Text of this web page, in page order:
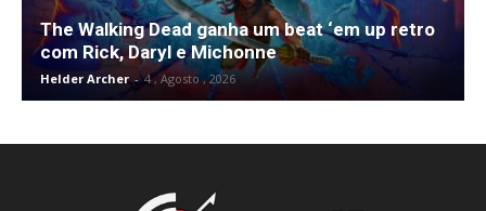
The Walking Dead ganha um beat ‘em up retro
com Rick, Daryl e Michonne
Helder Archer - 4 , Agosto , 2026